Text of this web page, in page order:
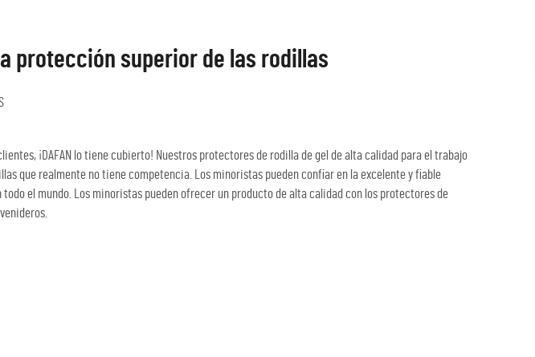
protección superior de las rodillas
¡DAFAN lo tiene cubierto! Nuestros protectores de rodilla de gel de alta calidad para el trabajo
que realmente no tiene competencia. Los minoristas pueden confiar en la excelente y fiable
el mundo. Los minoristas pueden ofrecer un producto de alta calidad con los protectores de